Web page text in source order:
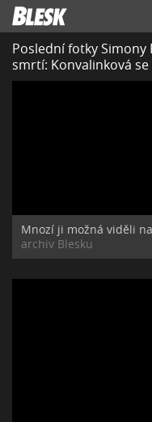
Poslední fotky Simony
smrtí: Konvalinková se
Mnozí ji možná viděli
archiv Blesku